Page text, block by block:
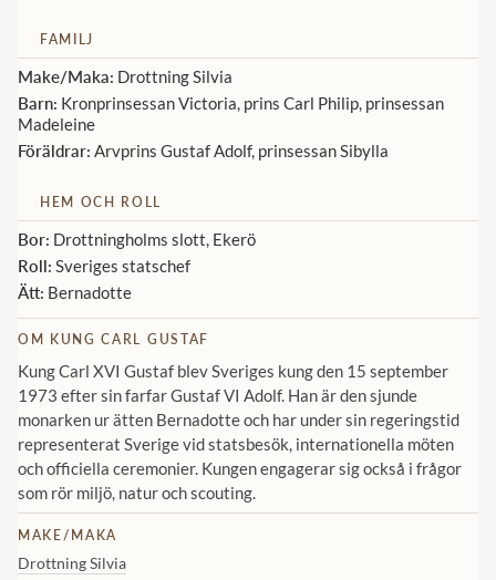
FAMILJ
Make/Maka: Drottning Silvia
Barn: Kronprinsessan Victoria, prins Carl Philip, prinsessan
Madeleine
Föräldrar: Arvprins Gustaf Adolf, prinsessan Sibylla
HEM OCH ROLL
Bor: Drottningholms slott, Ekerö
Roll: Sveriges statschef
Ätt: Bernadotte
OM KUNG CARL GUSTAF
Kung Carl XVI Gustaf blev Sveriges kung den 15 september
1973 efter sin farfar Gustaf VI Adolf. Han är den sjunde
monarken ur ätten Bernadotte och har under sin regeringstid
representerat Sverige vid statsbesök, internationella möten
och officiella ceremonier. Kungen engagerar sig också i frågor
som rör miljö, natur och scouting.
MAKE/MAKA
Drottning Silvia